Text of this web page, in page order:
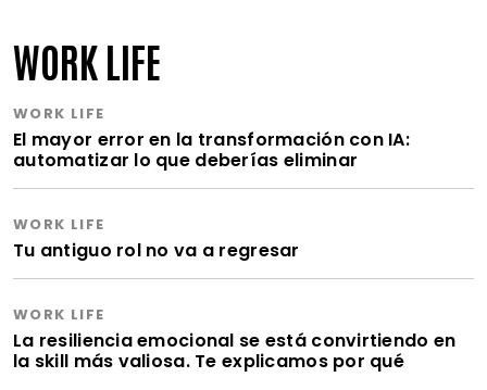
WORK LIFE
WORK LIFE
El mayor error en la transformación con IA:
automatizar lo que deberías eliminar
WORK LIFE
Tu antiguo rol no va a regresar
WORK LIFE
La resiliencia emocional se está convirtiendo en
la skill más valiosa. Te explicamos por qué